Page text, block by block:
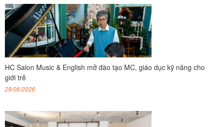
HC Salon Music & English mở đào tạo MC, giáo dục kỹ năng cho
giới trẻ
29/06/2026